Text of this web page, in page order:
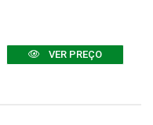
VER PREÇO